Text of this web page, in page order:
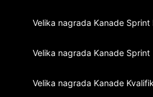
Velika nagrada Kanade Sprint
Velika nagrada Kanade Sprint
Velika nagrada Kanade